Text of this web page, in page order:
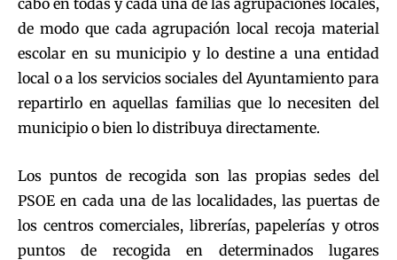
de modo que cada agrupación local recoja material
escolar en su municipio y lo destine a una entidad
local o a los servicios sociales del Ayuntamiento para
repartirlo en aquellas familias que lo necesiten del
municipio o bien lo distribuya directamente.
Los puntos de recogida son las propias sedes del
PSOE en cada una de las localidades, las puertas de
los centros comerciales, librerías, papelerías y otros
puntos de recogida en determinados lugares